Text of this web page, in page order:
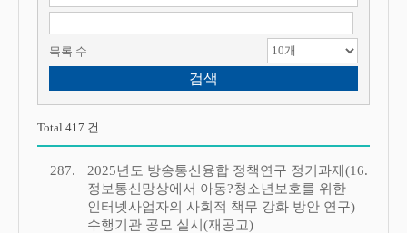
목록 수
Total 417 건
287.
2025년도 방송통신융합 정책연구 정기과제(16.
정보통신망상에서 아동?청소년보호를 위한
인터넷사업자의 사회적 책무 강화 방안 연구)
수행기관 공모 실시(재공고)